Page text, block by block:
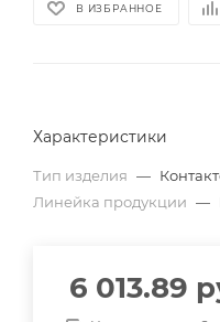
В ИЗБРАННОЕ
Характеристики
Тип изделия —
Линейка продукции —
6 013.89